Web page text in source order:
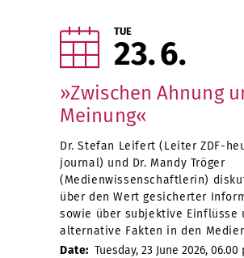
TUE
23 6
»Zwischen Ahnung
Meinung«
Dr. Stefan Leifert (Leiter ZDF-
journal) und Dr. Mandy Tröger
(Medienwissenschaftlerin)
über den Wert gesicherter
sowie über subjektive Einflüsse
alternative Fakten in den
Date: Tuesday, 23 June 2026, 06.00